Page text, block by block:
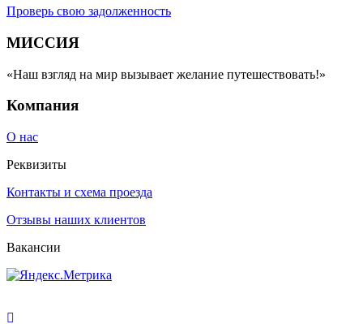
Проверь свою задолженность
МИССИЯ
«Наш взгляд на мир вызывает желание путешествовать!»
Компания
О нас
Реквизиты
Контакты и схема проезда
Отзывы наших клиентов
Вакансии